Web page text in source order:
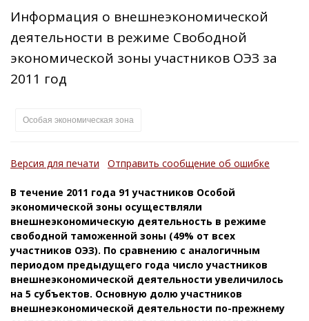
Информация о внешнеэкономической
деятельности в режиме Свободной
экономической зоны участников ОЭЗ за
2011 год
Особая экономическая зона
Версия для печати Отправить сообщение об ошибке
В течение 2011 года 91 участников Особой
экономической зоны осуществляли
внешнеэкономическую деятельность в режиме
свободной таможенной зоны (49% от всех
участников ОЭЗ). По сравнению с аналогичным
периодом предыдущего года число участников
внешнеэкономической деятельности увеличилось
на 5 субъектов. Основную долю участников
внешнеэкономической деятельности по-прежнему